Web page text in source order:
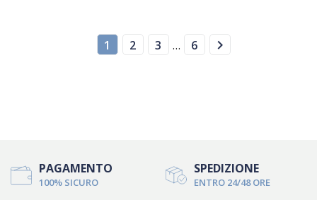
1 2 3 … 6 
PAGAMENTO
100% SICURO
SPEDIZIONE
ENTRO 24/48 ORE